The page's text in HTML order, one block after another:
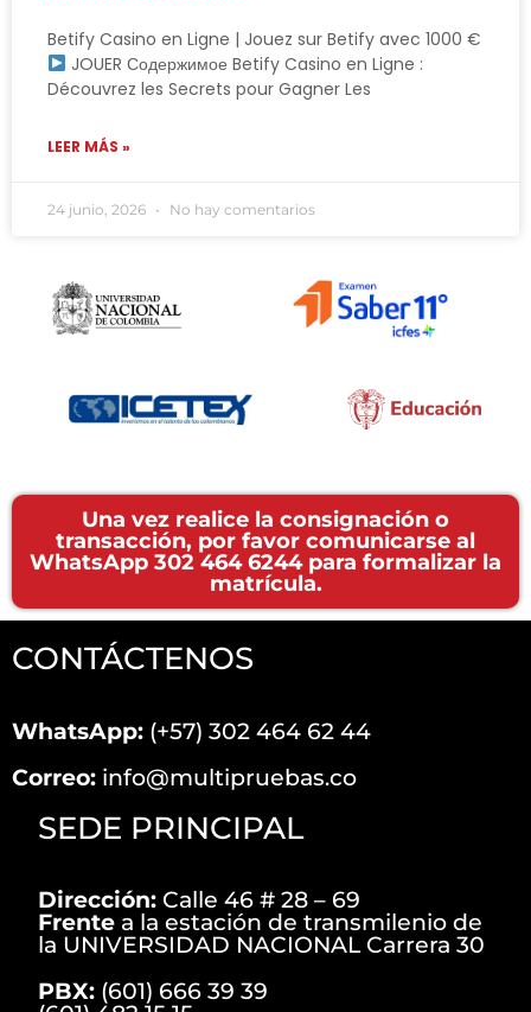
Betify Casino en Ligne | Jouez sur Betify avec 1000 €
JOUER Содержимое Betify Casino en Ligne :
Découvrez les Secrets pour Gagner Les
LEER MÁS »
24 junio, 2026 No hay comentarios
Una vez realice la consignación o
transacción, por favor comunicarse al
WhatsApp 302 464 6244 para formalizar la
matrícula.
CONTÁCTENOS
WhatsApp: (+57) 302 464 62 44
Correo: info@multipruebas.co
SEDE PRINCIPAL
Dirección: Calle 46 # 28 – 69
Frente a la estación de transmilenio de
la UNIVERSIDAD NACIONAL Carrera 30
PBX: (601) 666 39 39